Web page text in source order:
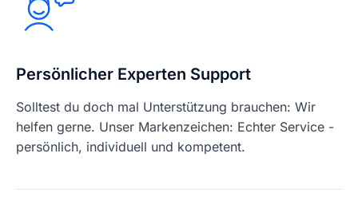
Persönlicher Experten Support
Solltest du doch mal Unterstützung brauchen: Wir
helfen gerne. Unser Markenzeichen: Echter Service -
persönlich, individuell und kompetent.